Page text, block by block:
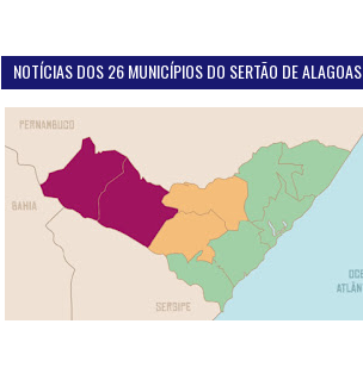
NOTÍCIAS DOS 26 MUNICÍPIOS DO SERTÃO DE ALAGOAS